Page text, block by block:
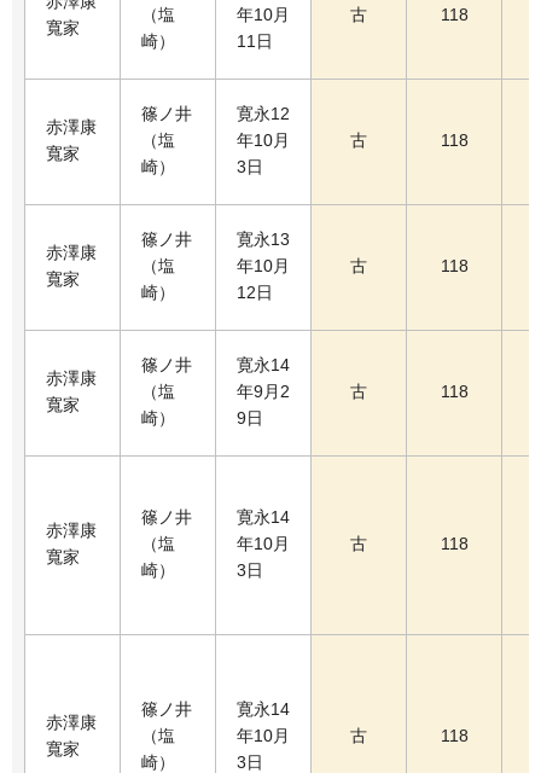
寬家
（塩
崎）
年10月
11日
古 118
赤澤康
寬家
篠ノ井
（塩
崎）
寛永12
年10月
3日
古 118
赤澤康
寬家
篠ノ井
（塩
崎）
寛永13
年10月
12日
古 118
赤澤康
寬家
篠ノ井
（塩
崎）
寛永14
年9月2
9日
古 118
赤澤康
寬家
篠ノ井
（塩
崎）
寛永14
年10月
3日
古 118
赤澤康
寬家
篠ノ井
（塩
崎）
寛永14
年10月
3日
古 118